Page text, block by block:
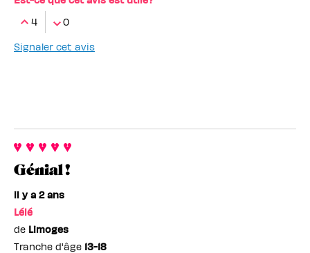
4
0
Signaler cet avis
Génial !
il y a 2 ans
Lélé
de Limoges
Tranche d'âge 13-18